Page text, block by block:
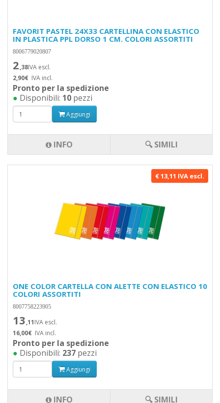
FAVORIT PASTEL 24X33 CARTELLINA CON ELASTICO
IN PLASTICA PPL DORSO 1 CM. COLORI ASSORTITI
8006779020807
2,38IVA escl.
2,90€ IVA incl.
Pronto per la spedizione
● Disponibili: 10 pezzi
Aggiungi
INFO 🔍 SIMILI
€ 13,11 IVA escl.
ONE COLOR CARTELLA CON ALETTE CON ELASTICO 10
COLORI ASSORTITI
8007758223905
13,11IVA escl.
16,00€ IVA incl.
Pronto per la spedizione
● Disponibili: 237 pezzi
Aggiungi
INFO 🔍 SIMILI